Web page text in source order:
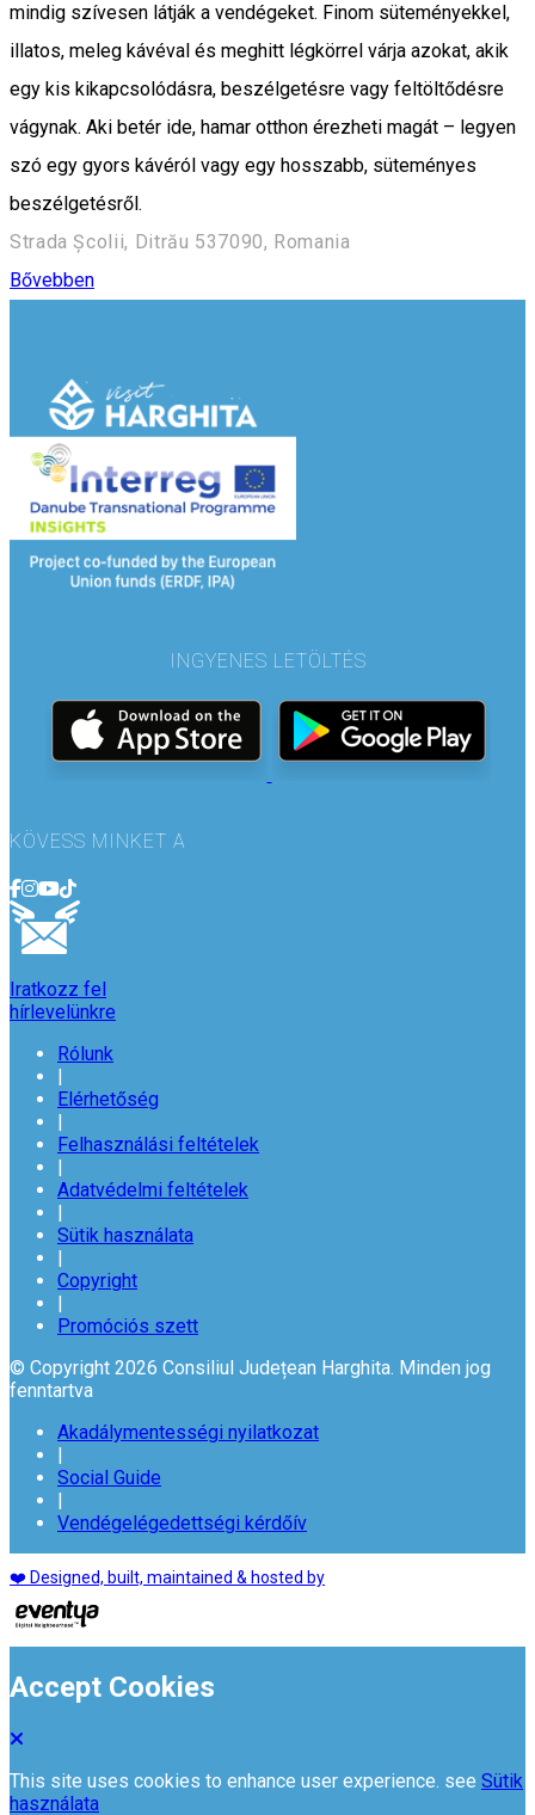
mindig szívesen látják a vendégeket. Finom süteményekkel,
illatos, meleg kávéval és meghitt légkörrel várja azokat, akik
egy kis kikapcsolódásra, beszélgetésre vagy feltöltődésre
vágynak. Aki betér ide, hamar otthon érezheti magát – legyen
szó egy gyors kávéról vagy egy hosszabb, süteményes
beszélgetésről.
Strada Școlii, Ditrău 537090, Romania
Bővebben
INGYENES LETÖLTÉS
KÖVESS MINKET A
Iratkozz fel
hírlevelünkre
Rólunk
|
Elérhetőség
|
Felhasználási feltételek
|
Adatvédelmi feltételek
|
Sütik használata
|
Copyright
|
Promóciós szett
© Copyright 2026 Consiliul Județean Harghita. Minden jog
fenntartva
Akadálymentességi nyilatkozat
|
Social Guide
|
Vendégelégedettségi kérdőív
❤️ Designed, built, maintained & hosted by
Accept Cookies
This site uses cookies to enhance user experience. see Sütik
használata